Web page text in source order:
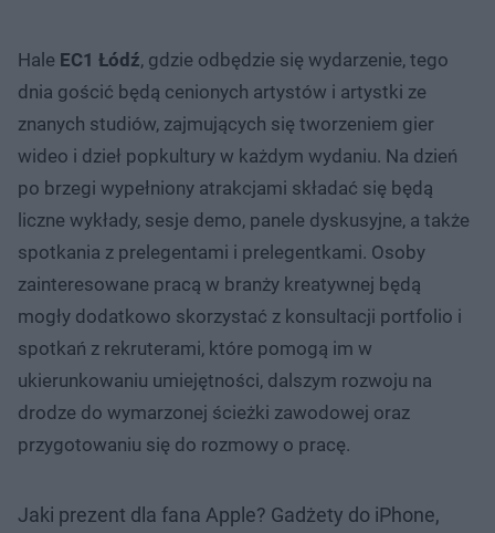
Hale EC1 Łódź, gdzie odbędzie się wydarzenie, tego
dnia gościć będą cenionych artystów i artystki ze
znanych studiów, zajmujących się tworzeniem gier
wideo i dzieł popkultury w każdym wydaniu. Na dzień
po brzegi wypełniony atrakcjami składać się będą
liczne wykłady, sesje demo, panele dyskusyjne, a także
spotkania z prelegentami i prelegentkami. Osoby
zainteresowane pracą w branży kreatywnej będą
mogły dodatkowo skorzystać z konsultacji portfolio i
spotkań z rekruterami, które pomogą im w
ukierunkowaniu umiejętności, dalszym rozwoju na
drodze do wymarzonej ścieżki zawodowej oraz
przygotowaniu się do rozmowy o pracę.
Jaki prezent dla fana Apple? Gadżety do iPhone,